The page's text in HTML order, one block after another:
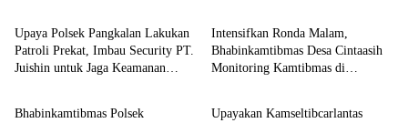
Upaya Polsek Pangkalan Lakukan
Patroli Prekat, Imbau Security PT.
Juishin untuk Jaga Keamanan
Intensifkan Ronda Malam,
Bhabinkamtibmas Desa Cintaasih
Monitoring Kamtibmas di
Polri
Bhabinkamtibmas Polsek
Polri
Upayakan Kamseltibcarlantas